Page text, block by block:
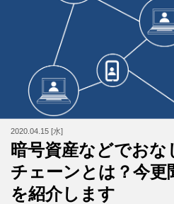
2020.04.15 [水]
暗号資産などでおな
チェーンとは？今更
を紹介します